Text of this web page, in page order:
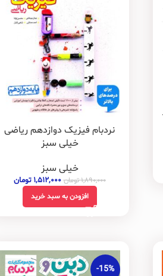
نردبام فیزیک دوازدهم ریاضی
خیلی سبز
خیلی سبز
۱,۸۹۰,۰۰۰تومان ۱,۵۱۲,۰۰۰ تومان
افزودن به سبد خرید
-15%